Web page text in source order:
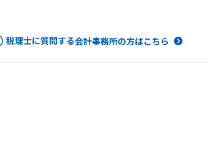
税理士に質問する会計事務所の方はこちら